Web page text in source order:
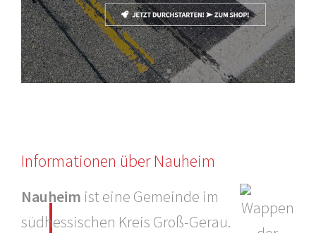
Informationen über Nauheim
Nauheim ist eine Gemeinde im
südhessischen Kreis Groß-Gerau.